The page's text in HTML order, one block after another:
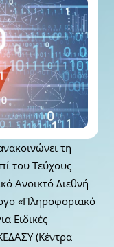
τη
του Τεύχους
Ανοικτό Διεθνή
«Πληροφοριακό
Ειδικές
(Κέντρα